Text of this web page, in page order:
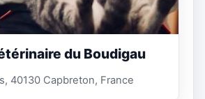
du Boudigau
40130 Capbreton, France